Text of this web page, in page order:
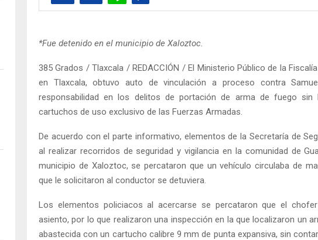
*Fue detenido en el municipio de Xaloztoc.
385 Grados / Tlaxcala / REDACCIÓN / El Ministerio Público de la
en Tlaxcala, obtuvo auto de vinculación a proceso contra
responsabilidad en los delitos de portación de arma de fuego sin
cartuchos de uso exclusivo de las Fuerzas Armadas.
De acuerdo con el parte informativo, elementos de la Secretaría de
al realizar recorridos de seguridad y vigilancia en la comunidad de
municipio de Xaloztoc, se percataron que un vehículo circulaba de
que le solicitaron al conductor se detuviera.
Los elementos policiacos al acercarse se percataron que el
asiento, por lo que realizaron una inspección en la que localizaron un
abastecida con un cartucho calibre 9 mm de punta expansiva, sin